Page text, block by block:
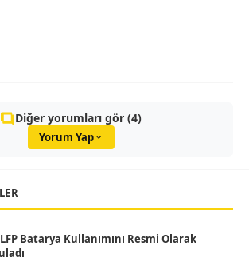
Diğer yorumları gör (4)
Yorum Yap
Batarya Kullanımını Resmi Olarak